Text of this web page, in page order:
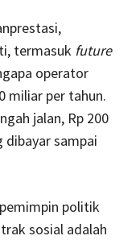
termasuk future
operator
miliar per tahun.
jalan, Rp 200
dibayar sampai
politik
sosial adalah